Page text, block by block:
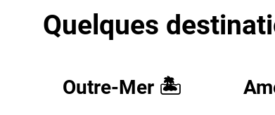
Quelques
Outre-Mer 🏝️